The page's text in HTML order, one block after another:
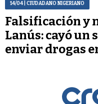
14/04| CIUDADANO NIGERIANO
Falsificación y
Lanús: cayó un
enviar drogas